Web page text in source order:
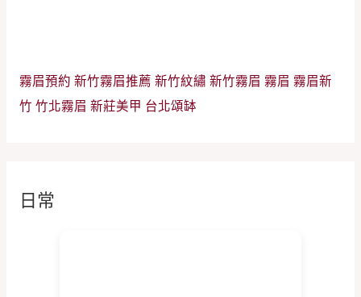
霧眉預約 新竹霧眉推薦 新竹紋繡 新竹霧眉 霧眉 霧眉新
竹 竹北霧眉 新莊美甲 台北頌缽
日常